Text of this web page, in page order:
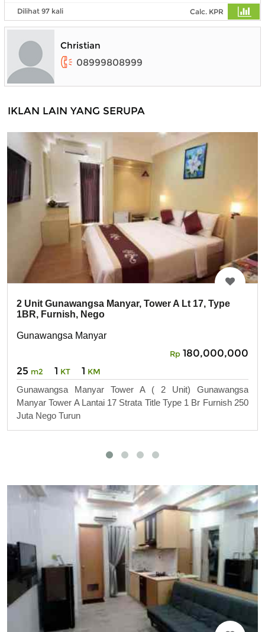
Dilihat 97 kali Calc. KPR
Christian
08999808999
IKLAN LAIN YANG SERUPA
2 Unit Gunawangsa Manyar, Tower A Lt 17, Type
1BR, Furnish, Nego
Gunawangsa Manyar
Rp 180,000,000
25 m2 1 KT 1 KM
Gunawangsa Manyar Tower A ( 2 Unit) Gunawangsa
Manyar Tower A Lantai 17 Strata Title Type 1 Br Furnish 250
Juta Nego Turun